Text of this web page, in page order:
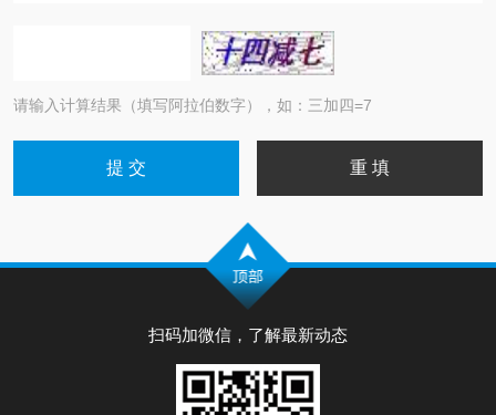
请输入计算结果（填写阿拉伯数字），如：三加四=7
扫码加微信，了解最新动态